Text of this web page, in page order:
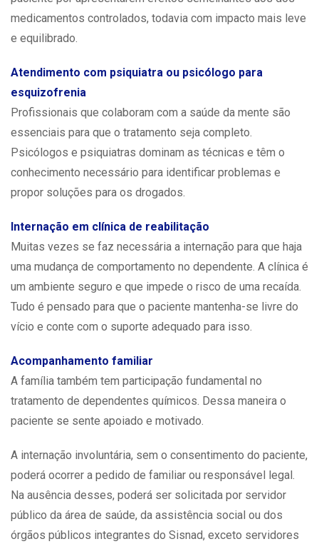
medicamentos controlados, todavia com impacto mais leve
e equilibrado.
Atendimento com psiquiatra ou psicólogo para
esquizofrenia
Profissionais que colaboram com a saúde da mente são
essenciais para que o tratamento seja completo.
Psicólogos e psiquiatras dominam as técnicas e têm o
conhecimento necessário para identificar problemas e
propor soluções para os drogados.
Internação em clínica de reabilitação
Muitas vezes se faz necessária a internação para que haja
uma mudança de comportamento no dependente. A clínica é
um ambiente seguro e que impede o risco de uma recaída.
Tudo é pensado para que o paciente mantenha-se livre do
vício e conte com o suporte adequado para isso.
Acompanhamento familiar
A família também tem participação fundamental no
tratamento de dependentes químicos. Dessa maneira o
paciente se sente apoiado e motivado.
A internação involuntária, sem o consentimento do paciente,
poderá ocorrer a pedido de familiar ou responsável legal.
Na ausência desses, poderá ser solicitada por servidor
público da área de saúde, da assistência social ou dos
órgãos públicos integrantes do Sisnad, exceto servidores